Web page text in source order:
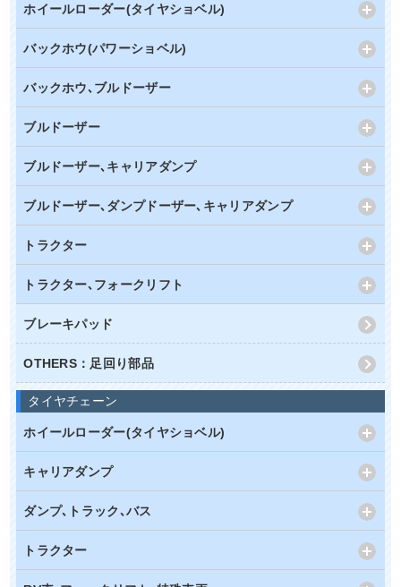
ホイールローダー(タイヤショベル)
バックホウ(パワーショベル)
バックホウ､ブルドーザー
ブルドーザー
ブルドーザー､キャリアダンプ
ブルドーザー､ダンプドーザー､キャリアダンプ
トラクター
トラクター､フォークリフト
ブレーキパッド
OTHERS：足回り部品
タイヤチェーン
ホイールローダー(タイヤショベル)
キャリアダンプ
ダンプ､トラック､バス
トラクター